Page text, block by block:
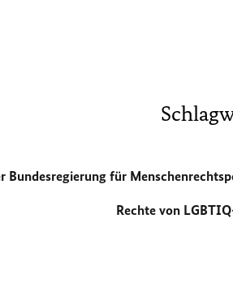
Bundesregierung für
Rechte von